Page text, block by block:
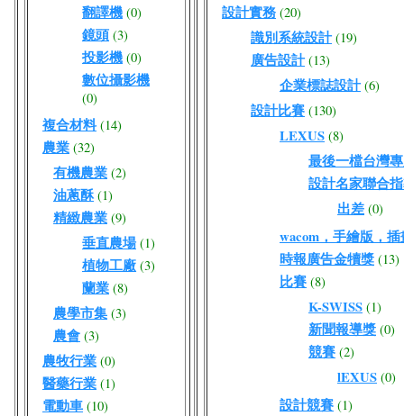
翻譯機 (0)
鏡頭 (3)
投影機 (0)
數位攝影機
(0)
複合材料 (14)
農業 (32)
有機農業 (2)
油蔥酥 (1)
精緻農業 (9)
垂直農場 (1)
植物工廠 (3)
蘭業 (8)
農學市集 (3)
農會 (3)
農牧行業 (0)
醫藥行業 (1)
電動車 (10)
設計實務 (20)
識別系統設計 (19)
廣告設計 (13)
企業標誌設計 (6)
設計比賽 (130)
LEXUS (8)
最後一檔台灣
設計名家聯合
出差 (0)
wacom，手繪版，
時報廣告金犢獎 (13)
比賽 (8)
K-SWISS (1)
新聞報導獎 (0)
競賽 (2)
lEXUS (0)
設計競賽 (1)